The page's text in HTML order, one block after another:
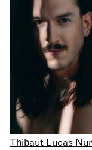
Thibaut Lucas